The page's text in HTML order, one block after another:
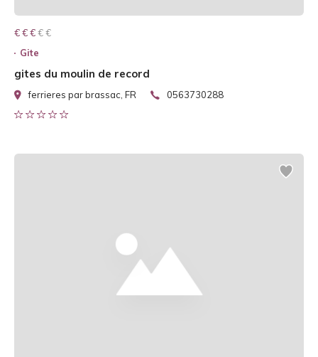
€ € € € €
€ € €
Gite
gites du moulin de record
ferrieres par brassac, FR 0563730288